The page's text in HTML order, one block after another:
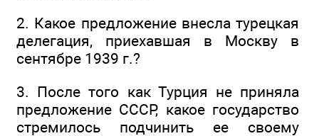
2. Какое предложение внесла турецкая
делегация, приехавшая в Москву в
сентябре 1939 г.?
3. После того как Турция не приняла
предложение СССР, какое государство
стремилось подчинить ее своему